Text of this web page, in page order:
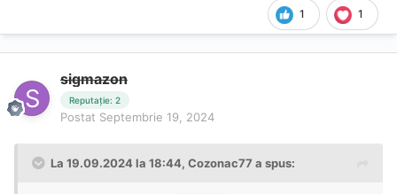
1 1
sigmazon
Reputație: 2
Postat Septembrie 19, 2024
La 19.09.2024 la 18:44, Cozonac77 a spus: